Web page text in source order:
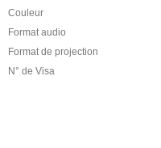
Couleur
Format audio
Format de projection
N° de Visa